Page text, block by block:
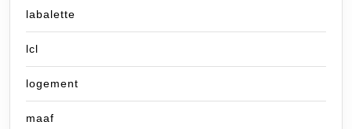
labalette
lcl
logement
maaf